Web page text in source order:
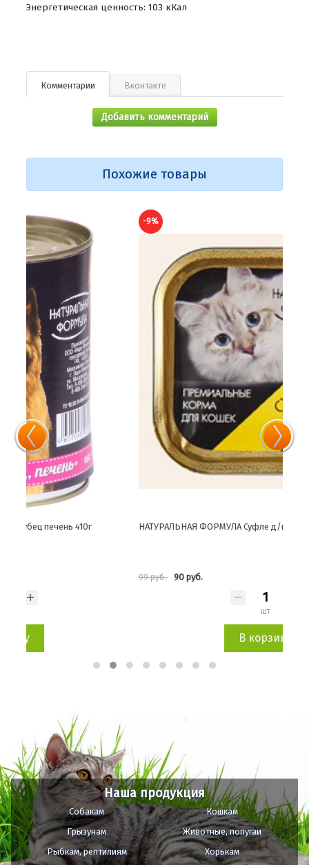
Энергетическая ценность: 103 кКал
Комментарии Вконтакте
Добавить комментарий
Похожие товары
-9%
НАТУРАЛЬНАЯ ФОРМУЛА Суфле д/к ягненок 100г
Наша продукция
Собакам
Кошкам
Грызунам
Животные, попугаи
Рыбкам, рептилиям
Хорькам